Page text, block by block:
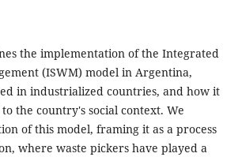
the implementation of the Integrated
(ISWM) model in Argentina,
in industrialized countries, and how it
the country's social context. We
of this model, framing it as a process
where waste pickers have played a